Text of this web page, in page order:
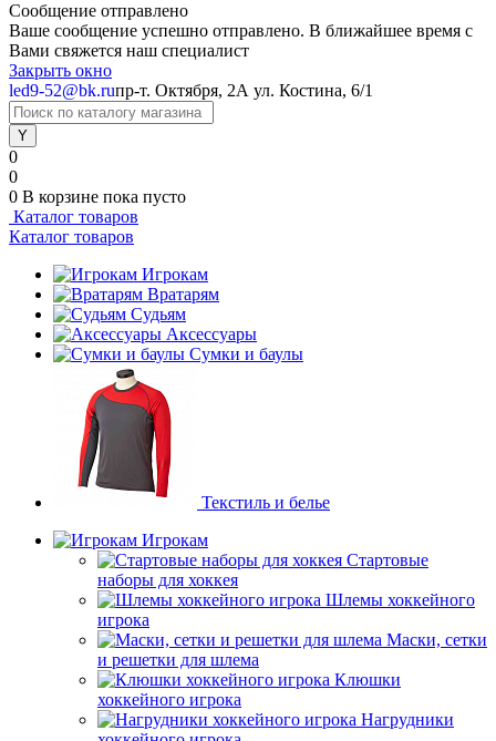
Сообщение отправлено
Ваше сообщение успешно отправлено. В ближайшее время с
Вами свяжется наш специалист
Закрыть окно
led9-52@bk.ruпр-т. Октября, 2А ул. Костина, 6/1
0
0
0 В корзине пока пусто
Каталог товаров
Каталог товаров
Игрокам
Вратарям
Судьям
Аксессуары
Сумки и баулы
Текстиль и белье
Игрокам
Стартовые
наборы для хоккея
Шлемы хоккейного
игрока
Маски, сетки
и решетки для шлема
Клюшки
хоккейного игрока
Нагрудники